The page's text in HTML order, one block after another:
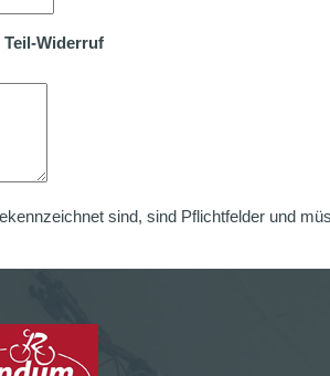
Teil-Widerruf
sind, sind Pflichtfelder und